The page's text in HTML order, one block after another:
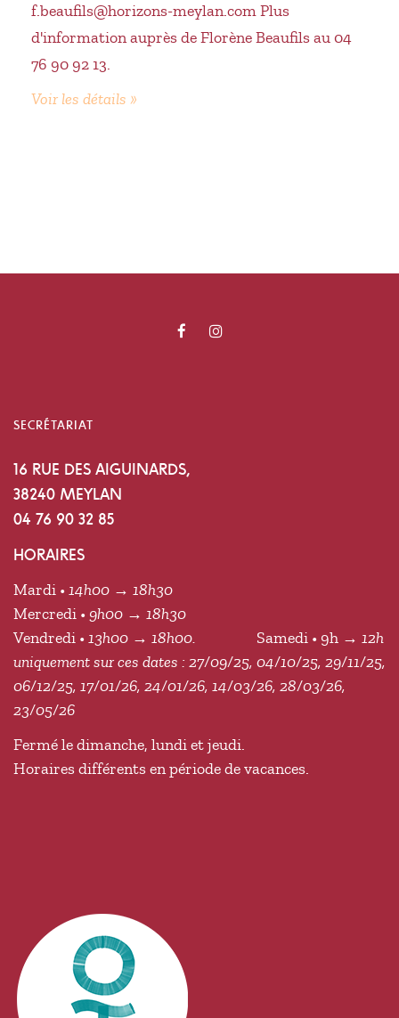
f.beaufils@horizons-meylan.com Plus
d'information auprès de Florène Beaufils au 04
76 90 92 13.
Voir les détails »
SECRÉTARIAT
16 RUE DES AIGUINARDS,
38240 MEYLAN
04 76 90 32 85
HORAIRES
Mardi • 14h00 → 18h30
Mercredi • 9h00 → 18h30
Vendredi • 13h00 → 18h00. Samedi • 9h → 12h
uniquement sur ces dates : 27/09/25, 04/10/25, 29/11/25,
06/12/25, 17/01/26, 24/01/26, 14/03/26, 28/03/26,
23/05/26
Fermé le dimanche, lundi et jeudi.
Horaires différents en période de vacances.